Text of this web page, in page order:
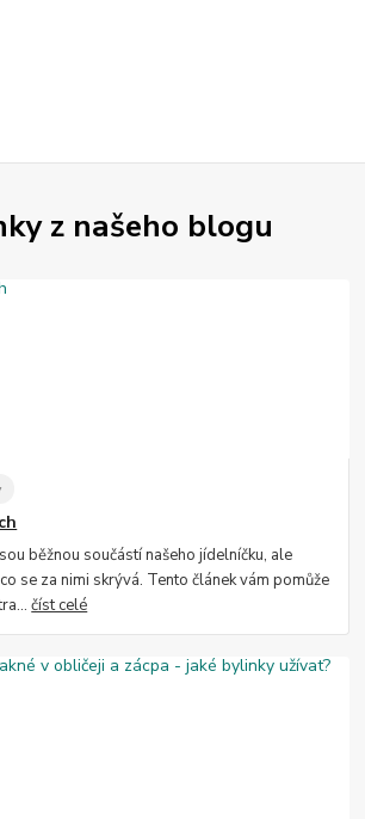
z našeho blogu
běžnou součástí našeho jídelníčku, ale
se za nimi skrývá. Tento článek vám pomůže
číst celé